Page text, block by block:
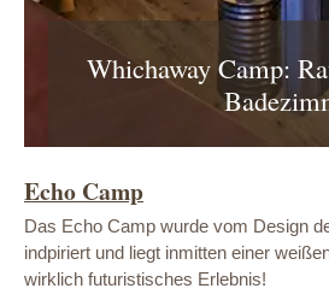
Whichaway Camp:
Echo Camp
Das Echo Camp wurde vom Design
indpiriert und liegt inmitten einer
wirklich futuristisches Erlebnis!